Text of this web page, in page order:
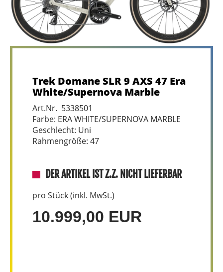
Trek Domane SLR 9 AXS 47 Era
White/Supernova Marble
Art.Nr. 5338501
Farbe: ERA WHITE/SUPERNOVA MARBLE
Geschlecht: Uni
Rahmengröße: 47
DER ARTIKEL IST Z.Z. NICHT LIEFERBAR
pro Stück (inkl. MwSt.)
10.999,00 EUR